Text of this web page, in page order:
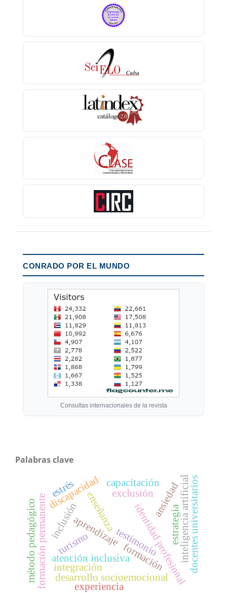
CONRADO POR EL MUNDO
Consultas internacionales de la revista
Palabras clave
formación
atención inclusiva identidad profesional
enseñanza
aprendizaje
inclusión
exclusión
discapacidad capacitación inteligencia artificial
estrés ansiedad docentes universitarios
formación permanente
método pedagógico turismo
desarrollo socioemocional
integración
estrategia
experiencia
testimonio